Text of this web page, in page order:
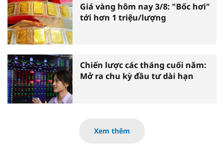
Giá vàng hôm nay 3/8: "Bốc hơi"
tới hơn 1 triệu/lượng
Chiến lược các tháng cuối năm:
Mở ra chu kỳ đầu tư dài hạn
Xem thêm